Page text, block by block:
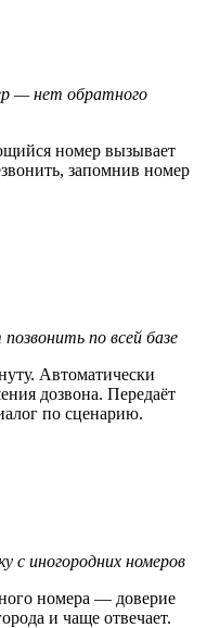
— нет обратного
номер вызывает
запомнив номер
по всей базе
Автоматически
дозвона. Передаёт
по сценарию.
с иногородних номеров
номера — доверие
и чаще отвечает.